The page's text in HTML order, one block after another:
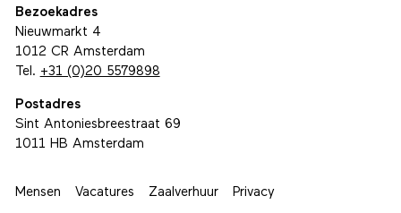
Bezoekadres
Nieuwmarkt 4
1012 CR Amsterdam
Tel. +31 (0)20 5579898
Postadres
Sint Antoniesbreestraat 69
1011 HB Amsterdam
Mensen Vacatures Zaalverhuur Privacy